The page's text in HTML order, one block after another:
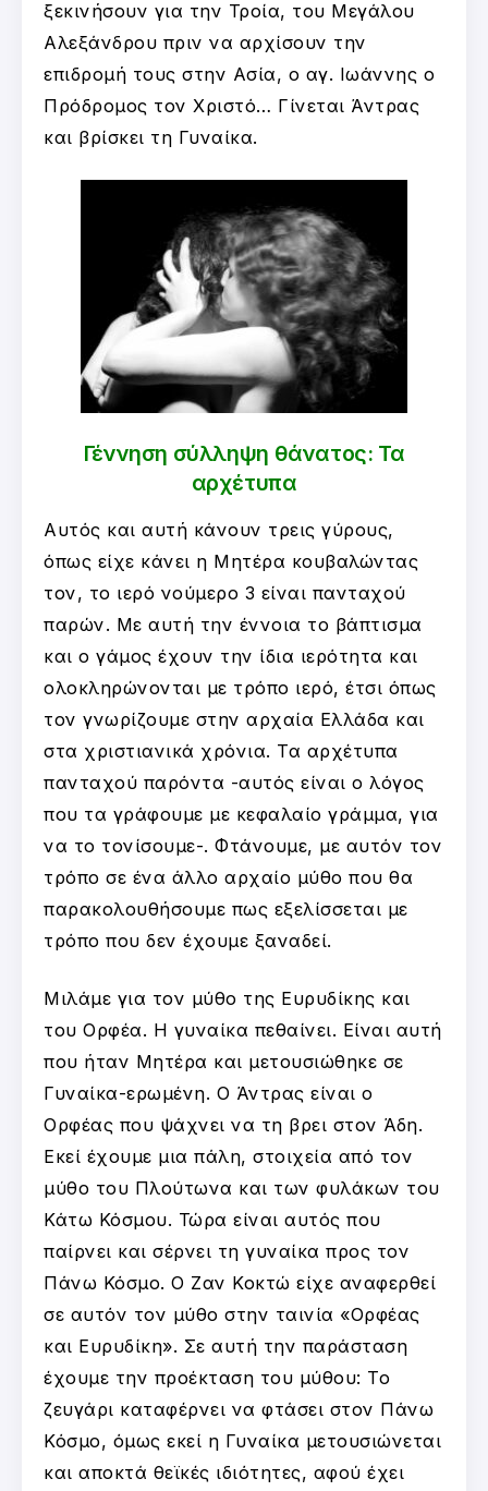
ξεκινήσουν για την Τροία, του Μεγάλου
Αλεξάνδρου πριν να αρχίσουν την
επιδρομή τους στην Ασία, ο αγ. Ιωάννης ο
Πρόδρομος τον Χριστό… Γίνεται Άντρας
και βρίσκει τη Γυναίκα.
Γέννηση σύλληψη θάνατος: Τα
αρχέτυπα
Αυτός και αυτή κάνουν τρεις γύρους,
όπως είχε κάνει η Μητέρα κουβαλώντας
τον, το ιερό νούμερο 3 είναι πανταχού
παρών. Με αυτή την έννοια το βάπτισμα
και ο γάμος έχουν την ίδια ιερότητα και
ολοκληρώνονται με τρόπο ιερό, έτσι όπως
τον γνωρίζουμε στην αρχαία Ελλάδα και
στα χριστιανικά χρόνια. Τα αρχέτυπα
πανταχού παρόντα -αυτός είναι ο λόγος
που τα γράφουμε με κεφαλαίο γράμμα, για
να το τονίσουμε-. Φτάνουμε, με αυτόν τον
τρόπο σε ένα άλλο αρχαίο μύθο που θα
παρακολουθήσουμε πως εξελίσσεται με
τρόπο που δεν έχουμε ξαναδεί.
Μιλάμε για τον μύθο της Ευρυδίκης και
του Ορφέα. Η γυναίκα πεθαίνει. Είναι αυτή
που ήταν Μητέρα και μετουσιώθηκε σε
Γυναίκα-ερωμένη. Ο Άντρας είναι ο
Ορφέας που ψάχνει να τη βρει στον Άδη.
Εκεί έχουμε μια πάλη, στοιχεία από τον
μύθο του Πλούτωνα και των φυλάκων του
Κάτω Κόσμου. Τώρα είναι αυτός που
παίρνει και σέρνει τη γυναίκα προς τον
Πάνω Κόσμο. Ο Ζαν Κοκτώ είχε αναφερθεί
σε αυτόν τον μύθο στην ταινία «Ορφέας
και Ευρυδίκη». Σε αυτή την παράσταση
έχουμε την προέκταση του μύθου: Το
ζευγάρι καταφέρνει να φτάσει στον Πάνω
Κόσμο, όμως εκεί η Γυναίκα μετουσιώνεται
και αποκτά θεϊκές ιδιότητες, αφού έχει